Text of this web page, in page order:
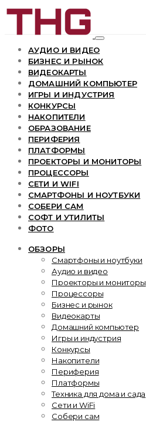
АУДИО И ВИДЕО
БИЗНЕС И РЫНОК
ВИДЕОКАРТЫ
ДОМАШНИЙ КОМПЬЮТЕР
ИГРЫ И ИНДУСТРИЯ
КОНКУРСЫ
НАКОПИТЕЛИ
ОБРАЗОВАНИЕ
ПЕРИФЕРИЯ
ПЛАТФОРМЫ
ПРОЕКТОРЫ И МОНИТОРЫ
ПРОЦЕССОРЫ
СЕТИ И WIFI
СМАРТФОНЫ И НОУТБУКИ
СОБЕРИ САМ
СОФТ И УТИЛИТЫ
ФОТО
ОБЗОРЫ
Смартфоны и ноутбуки
Аудио и видео
Проекторы и мониторы
Процессоры
Бизнес и рынок
Видеокарты
Домашний компьютер
Игры и индустрия
Конкурсы
Накопители
Периферия
Платформы
Техника для дома и сада
Сети и WiFi
Собери сам